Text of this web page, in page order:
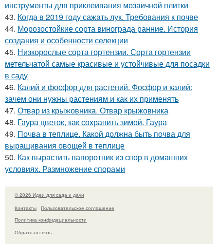
инструменты для приклеивания мозаичной плитки
43. Когда в 2019 году сажать лук. Требования к почве
44. Морозостойкие сорта винограда ранние. История
создания и особенности селекции
45. Низкорослые сорта гортензии. Сорта гортензии
метельчатой самые красивые и устойчивые для посадки
в саду
46. Калий и фосфор для растений. Фосфор и калий:
зачем они нужны растениям и как их применять
47. Отвар из крыжовника. Отвар крыжовника
48. Гаура цветок, как сохранить зимой. Гаура
49. Почва в теплице. Какой должна быть почва для
выращивания овощей в теплице
50. Как вырастить папоротник из спор в домашних
условиях. Размножение спорами
© 2026 Идеи для сада и дачи
Контакты
Пользовательское соглашение
Политика конфидециальности
Обратная связь